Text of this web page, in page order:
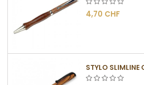
4,70 CHF
STYLO SLIMLINE